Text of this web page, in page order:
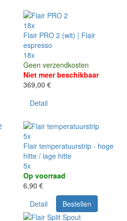
18x
Flair PRO 2 (wit) | Flair
espresso
18x
Geen verzendkosten
Niet meer beschikbaar
369,00 €
Detail
5x
Flair temperatuurstrip - hoge
hitte / lage hitte
5x
Op voorraad
6,90 €
Detail
Bestellen